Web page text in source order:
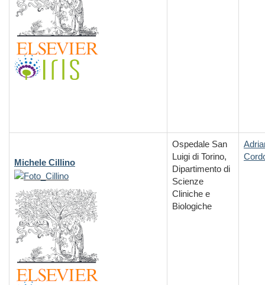
Michele Cillino
Ospedale San
Luigi di Torino,
Dipartimento di
Scienze
Cliniche e
Biologiche